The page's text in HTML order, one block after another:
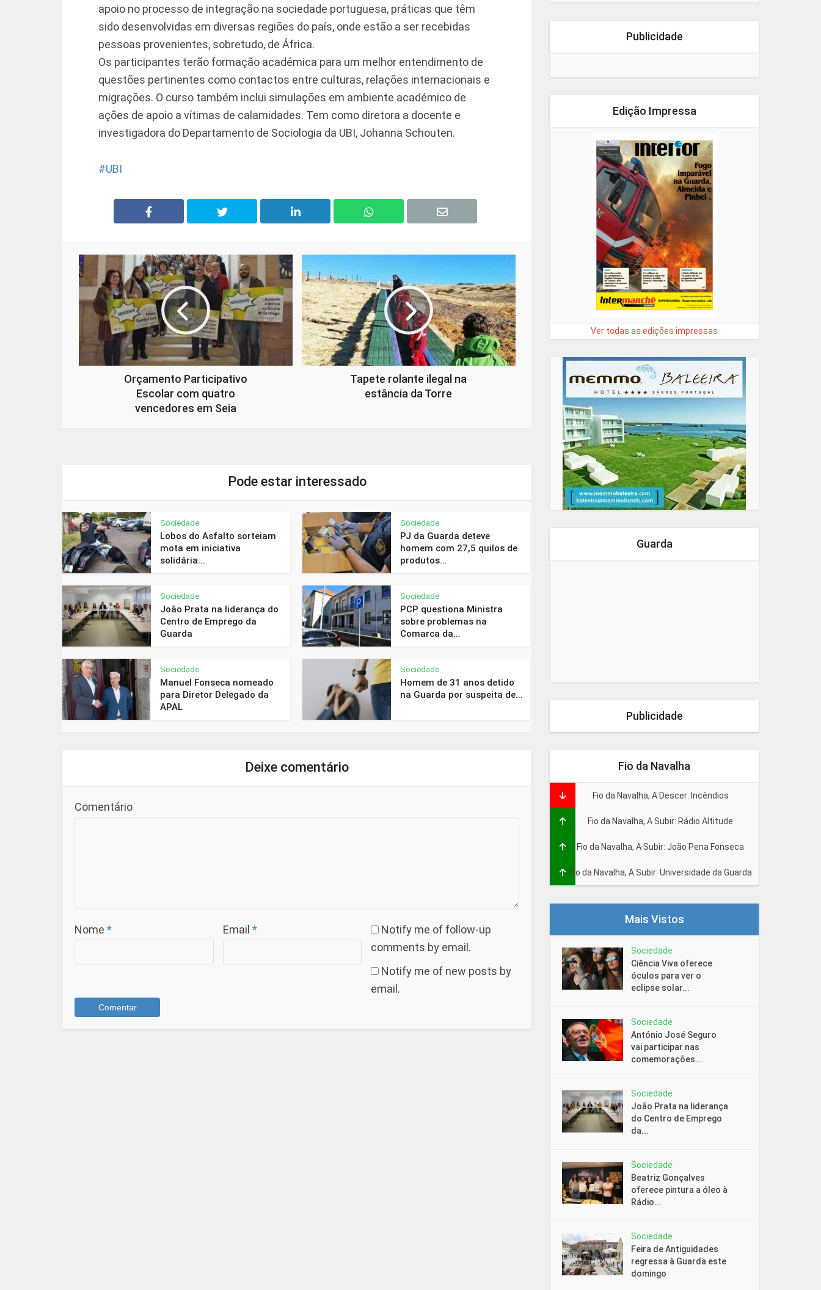
apoio no processo de integração na sociedade portuguesa, práticas que têm
sido desenvolvidas em diversas regiões do país, onde estão a ser recebidas
pessoas provenientes, sobretudo, de África.
Os participantes terão formação académica para um melhor entendimento de
questões pertinentes como contactos entre culturas, relações internacionais e
migrações. O curso também inclui simulações em ambiente académico de
ações de apoio a vítimas de calamidades. Tem como diretora a docente e
investigadora do Departamento de Sociologia da UBI, Johanna Schouten.
UBI
Orçamento Participativo
Escolar com quatro
vencedores em Seia
Tapete rolante ilegal na
estância da Torre
Pode estar interessado
Sociedade
Lobos do Asfalto sorteiam
mota em iniciativa
solidária...
Sociedade
PJ da Guarda deteve
homem com 27,5 quilos de
produtos...
Sociedade
João Prata na liderança do
Centro de Emprego da
Guarda
Sociedade
PCP questiona Ministra
sobre problemas na
Comarca da...
Sociedade
Manuel Fonseca nomeado
para Diretor Delegado da
APAL
Sociedade
Homem de 31 anos detido
na Guarda por suspeita de...
Deixe comentário
Comentário
Nome * Email *
Notify me of follow-up
comments by email.
Notify me of new posts by
email.
Publicidade
Edição Impressa
Ver todas as edições impressas
Guarda
Publicidade
Fio da Navalha
Fio da Navalha, A Descer: Incêndios
Fio da Navalha, A Subir: Rádio Altitude
Fio da Navalha, A Subir: João Pena Fonseca
Fio da Navalha, A Subir: Universidade da Guarda
Mais Vistos
Sociedade
Ciência Viva oferece
óculos para ver o
eclipse solar...
Sociedade
António José Seguro
vai participar nas
comemorações...
Sociedade
João Prata na liderança
do Centro de Emprego
da...
Sociedade
Beatriz Gonçalves
oferece pintura a óleo à
Rádio...
Sociedade
Feira de Antiguidades
regressa à Guarda este
domingo